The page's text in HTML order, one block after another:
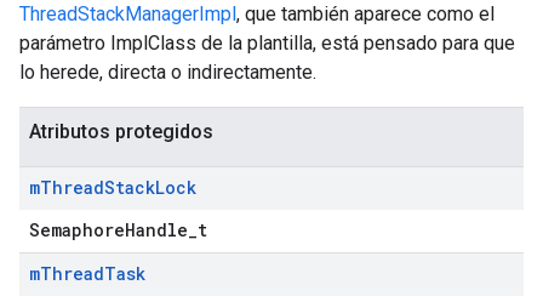
ThreadStackManagerImpl, que también aparece como el
parámetro ImplClass de la plantilla, está pensado para que
lo herede, directa o indirectamente.
Atributos protegidos
mThreadStackLock
SemaphoreHandle_t
mThreadTask